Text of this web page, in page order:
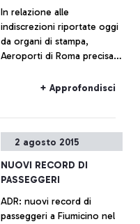
In relazione alle
indiscrezioni riportate oggi
da organi di stampa,
Aeroporti di Roma precisa
di alcun piano immobiliare
all’interno del sedime
+ Approfondisci
2 agosto 2015
NUOVI RECORD DI
PASSEGGERI
ADR: nuovi record di
passeggeri a Fiumicino nel